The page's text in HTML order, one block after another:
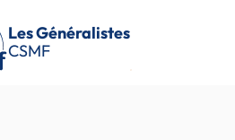
Les Généralistes
CSMF